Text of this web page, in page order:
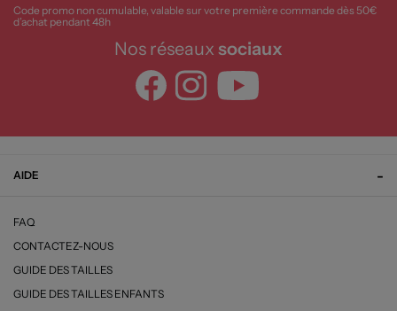
Code promo non cumulable, valable sur votre première commande dès 50€
d’achat pendant 48h
Nos réseaux sociaux
AIDE
FAQ
CONTACTEZ-NOUS
GUIDE DES TAILLES
GUIDE DES TAILLES ENFANTS